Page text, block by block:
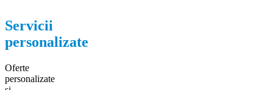
Servicii
personalizate
Oferte
personalizate